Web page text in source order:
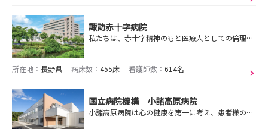
諏訪赤十字病院
私たちは、赤十字精神のもと医療人としての倫理を守り、皆さまから信頼され、心のふれあう医療を提供します。
所在地： 長野県 病床数： 455床 看護師数： 614名
国立病院機構 小諸高原病院
小諸高原病院は心の健康を第一に考え、患者様の皆様が納得のいく医療を心がけています。